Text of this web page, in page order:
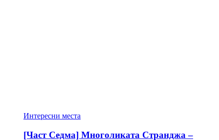
Интересни места
[Част Седма] Многоликата Странджа –